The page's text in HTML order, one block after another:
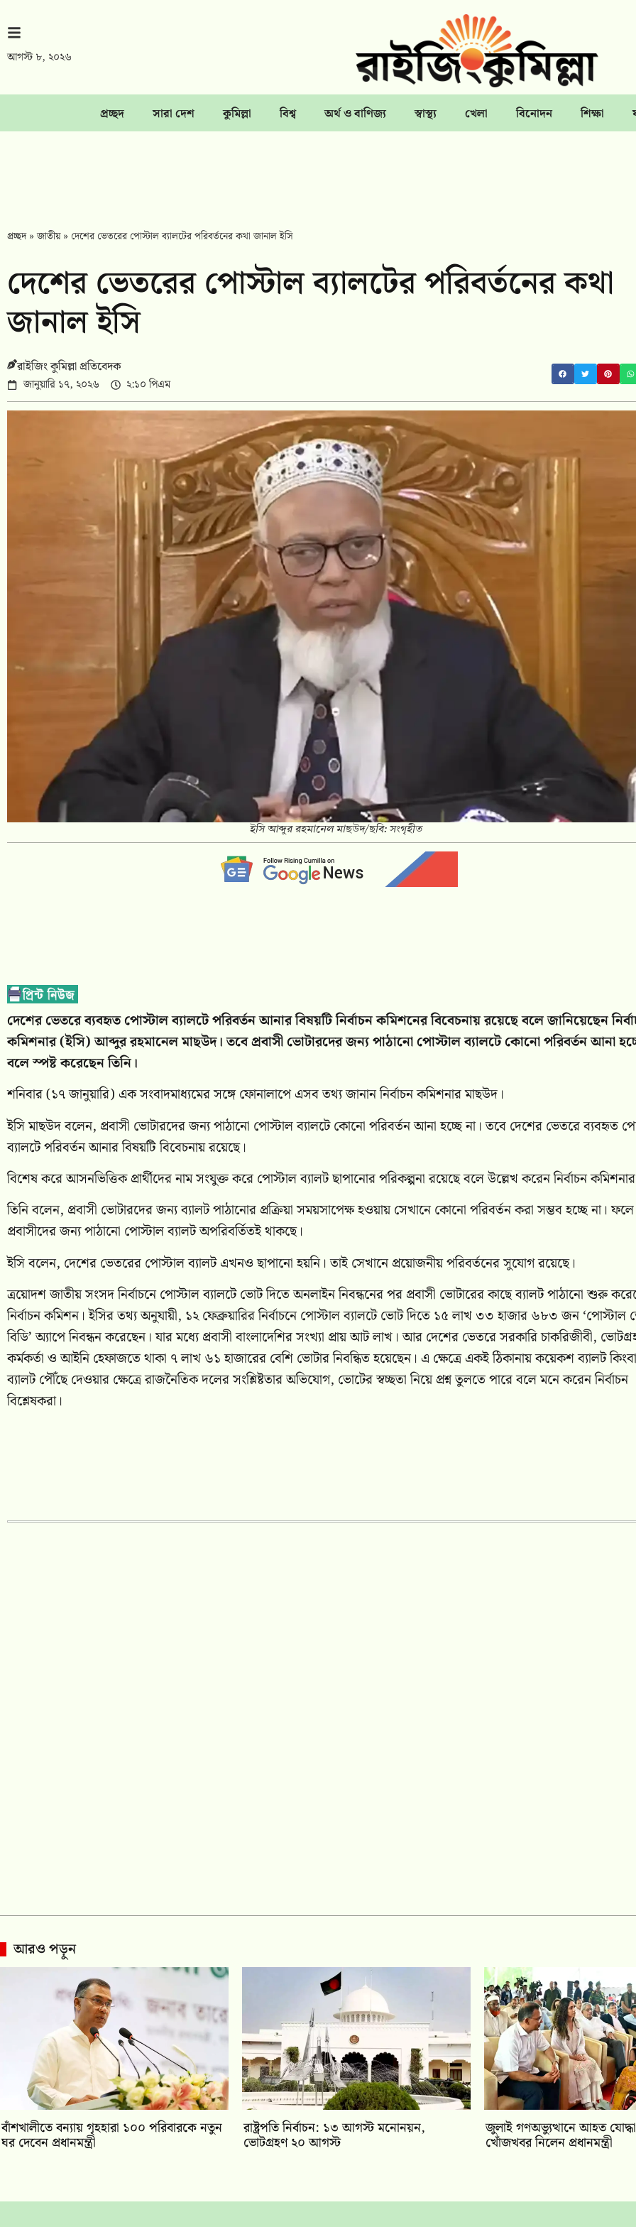
আগস্ট ৮, ২০২৬
প্রচ্ছদ সারা দেশ কুমিল্লা বিশ্ব অর্থ ও বাণিজ্য স্বাস্থ্য খেলা বিনোদন শিক্ষা
প্রচ্ছদ»জাতীয়» দেশের ভেতরের পোস্টাল ব্যালটের পরিবর্তনের কথা জানাল ইসি
দেশের ভেতরের পোস্টাল ব্যালটের পরিবর্তনের কথা
জানাল ইসি
রাইজিং কুমিল্লা প্রতিবেদক
জানুয়ারি ১৭, ২০২৬ ২:১০ পিএম
ইসি আব্দুর রহমানেল মাছউদ/ছবি: সংগৃহীত
দেশের ভেতরে ব্যবহৃত পোস্টাল ব্যালটে পরিবর্তন আনার বিষয়টি নির্বাচন কমিশনের বিবেচনায় রয়েছে বলে জানিয়েছেন
কমিশনার (ইসি) আব্দুর রহমানেল মাছউদ। তবে প্রবাসী ভোটারদের জন্য পাঠানো পোস্টাল ব্যালটে কোনো পরিবর্তন আনা
বলে স্পষ্ট করেছেন তিনি।
শনিবার (১৭ জানুয়ারি) এক সংবাদমাধ্যমের সঙ্গে ফোনালাপে এসব তথ্য জানান নির্বাচন কমিশনার মাছউদ।
ইসি মাছউদ বলেন, প্রবাসী ভোটারদের জন্য পাঠানো পোস্টাল ব্যালটে কোনো পরিবর্তন আনা হচ্ছে না। তবে দেশের ভেতরে ব্যবহৃত
ব্যালটে পরিবর্তন আনার বিষয়টি বিবেচনায় রয়েছে।
বিশেষ করে আসনভিত্তিক প্রার্থীদের নাম সংযুক্ত করে পোস্টাল ব্যালট ছাপানোর পরিকল্পনা রয়েছে বলে উল্লেখ করেন নির্বাচন
তিনি বলেন, প্রবাসী ভোটারদের জন্য ব্যালট পাঠানোর প্রক্রিয়া সময়সাপেক্ষ হওয়ায় সেখানে কোনো পরিবর্তন করা সম্ভব হচ্ছে না। ফলে
প্রবাসীদের জন্য পাঠানো পোস্টাল ব্যালট অপরিবর্তিতই থাকছে।
ইসি বলেন, দেশের ভেতরের পোস্টাল ব্যালট এখনও ছাপানো হয়নি। তাই সেখানে প্রয়োজনীয় পরিবর্তনের সুযোগ রয়েছে।
ত্রয়োদশ জাতীয় সংসদ নির্বাচনে পোস্টাল ব্যালটে ভোট দিতে অনলাইন নিবন্ধনের পর প্রবাসী ভোটারের কাছে ব্যালট পাঠানো শুরু
নির্বাচন কমিশন। ইসির তথ্য অনুযায়ী, ১২ ফেব্রুয়ারির নির্বাচনে পোস্টাল ব্যালটে ভোট দিতে ১৫ লাখ ৩৩ হাজার ৬৮৩ জন ‘পোস্টাল
বিডি’ অ্যাপে নিবন্ধন করেছেন। যার মধ্যে প্রবাসী বাংলাদেশির সংখ্যা প্রায় আট লাখ। আর দেশের ভেতরে সরকারি চাকরিজীবী,
কর্মকর্তা ও আইনি হেফাজতে থাকা ৭ লাখ ৬১ হাজারের বেশি ভোটার নিবন্ধিত হয়েছেন। এ ক্ষেত্রে একই ঠিকানায় কয়েকশ ব্যালট কিংবা
ব্যালট পৌঁছে দেওয়ার ক্ষেত্রে রাজনৈতিক দলের সংশ্লিষ্টতার অভিযোগ, ভোটের স্বচ্ছতা নিয়ে প্রশ্ন তুলতে পারে বলে মনে করেন নির্বাচন
বিশ্লেষকরা।
আরও পড়ুন
বাঁশখালীতে বন্যায় গৃহহারা ১০০ পরিবারকে নতুন
ঘর দেবেন প্রধানমন্ত্রী
রাষ্ট্রপতি নির্বাচন: ১৩ আগস্ট মনোনয়ন,
ভোটগ্রহণ ২০ আগস্ট
জুলাই গণঅভ্যুত্থানে আহত
খোঁজখবর নিলেন প্রধানমন্ত্রী